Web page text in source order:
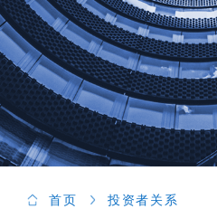
首页 投资者关系